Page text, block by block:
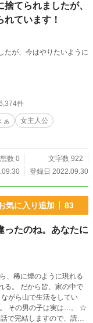
てられましたが、
ています！
たが、今はやりたいように
件
ぁ
女主人公
数 0
文字数 922
登録日 2022.09.30
気に入り追加 83
ったのね。あなたに
、稀に煙のように現れる
中で
で完結しますので、読ん